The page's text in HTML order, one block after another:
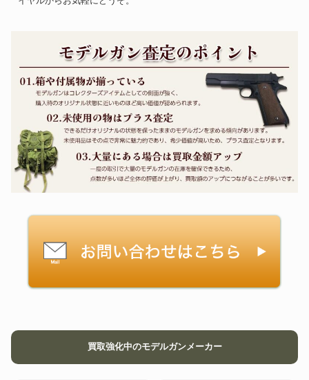
買取強化中のモデルガンメーカー